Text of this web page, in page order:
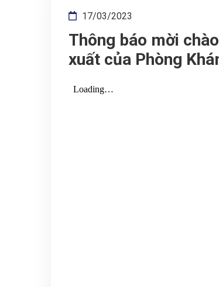
17/03/2023
Thông báo mời
xuất của Phòng